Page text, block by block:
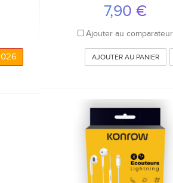
7,90 €
Ajouter au comparateur
AJOUTER AU PANIER